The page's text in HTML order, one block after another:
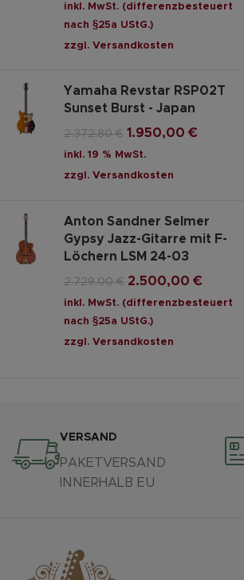
inkl. MwSt. (differenzbesteuert
nach §25a UStG.)
zzgl. Versandkosten
Yamaha Revstar RSP02T
Sunset Burst - Japan
2.372,80€ 1.950,00 €
inkl. 19 % MwSt.
zzgl. Versandkosten
Anton Sandner Selmer
Gypsy Jazz-Gitarre mit F-
Löchern LSM 24-03
2.729,00€ 2.500,00 €
inkl. MwSt. (differenzbesteuert
nach §25a UStG.)
zzgl. Versandkosten
VERSAND
PAKETVERSAND
INNERHALB EU